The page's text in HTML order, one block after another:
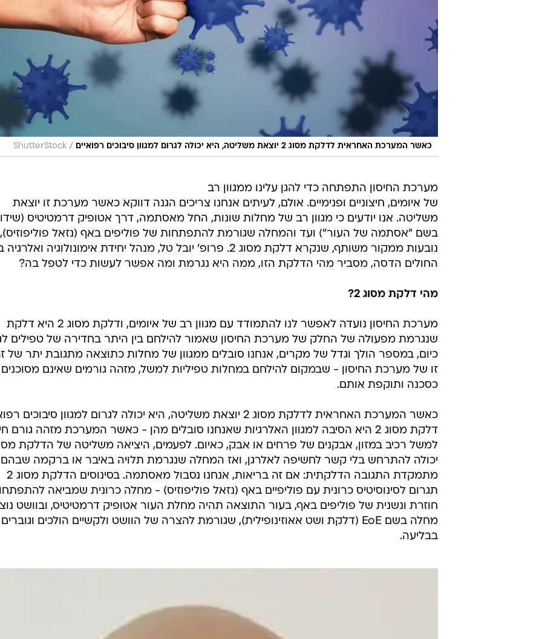
כאשר המערכת האחראית לדלקת מסוג 2 יוצאת משליטה, היא יכולה לגרום למגוון סיבוכים רפואיים /
ShutterStock
מערכת החיסון התפתחה כדי להגן עלינו ממגוון רב
של איומים, חיצוניים ופנימיים. אולם, לעיתים אנחנו צריכים הגנה דווקא כאשר מערכת זו יוצאת
משליטה. אנו יודעים כי מגוון רב של מחלות שונות, החל מאסתמה, דרך אטופיק דרמטיטיס
בשם "אסתמה של העור") ועד והמחלה שגורמת להתפתחות של פוליפים באף (נזאל פוליפוזיס),
נובעות ממקור משותף, שנקרא דלקת מסוג 2. פרופ' יובל טל, מנהל יחידת אימונולוגיה
החולים הדסה, מסביר מהי הדלקת הזו, ממה היא נגרמת ומה אפשר לעשות כדי לטפל בה?
מהי דלקת מסוג 2?
מערכת החיסון נועדה לאפשר לנו להתמודד עם מגוון רב של איומים, ודלקת מסוג 2 היא דלקת
שנגרמת מפעולה של החלק של מערכת החיסון שאמור להילחם בין היתר בחדירה של טפילים
כיום, במספר הולך וגדל של מקרים, אנחנו סובלים ממגוון של מחלות כתוצאה מתגובת יתר של
זו של מערכת החיסון - שבמקום להילחם במחלות טפיליות למשל, מזהה גורמים שאינם מסוכנים
כסכנה ותוקפת אותם.
כאשר המערכת האחראית לדלקת מסוג 2 יוצאת משליטה, היא יכולה לגרום למגוון סיבוכים
דלקת מסוג 2 היא הסיבה למגוון האלרגיות שאנחנו סובלים מהן - כאשר המערכת מזהה גורם
יכולה להתרחש בלי קשר לחשיפה לאלרגן, ואז המחלה שנגרמת תלויה באיבר או ברקמה שבהם
מתמקדת התגובה הדלקתית: אם זה בריאות, אנחנו נסבול מאסתמה. בסינוסים הדלקת מסוג 2
תגרום לסינוסיטיס כרונית עם פוליפיים באף (נזאל פוליפוזיס) - מחלה כרונית שמביאה
חוזרת ונשנית של פוליפים באף, בעור התוצאה תהיה מחלת העור אטופיק דרמטיטיס, ובוושט
מחלה בשם EoE (דלקת ושט אאוזינופילית), שגורמת להצרה של הוושט ולקשיים הולכים וגוברים
בבליעה.